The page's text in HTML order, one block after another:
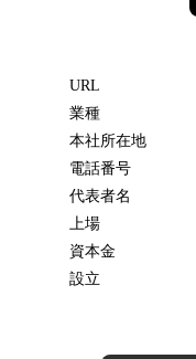
URL
業種
本社所在地
電話番号
代表者名
上場
資本金
設立